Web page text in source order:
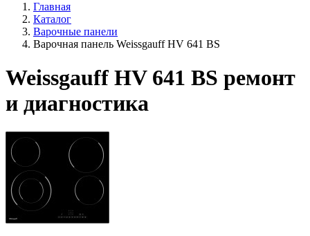
Главная
Каталог
Варочные панели
Варочная панель Weissgauff HV 641 BS
Weissgauff HV 641 BS ремонт
и диагностика